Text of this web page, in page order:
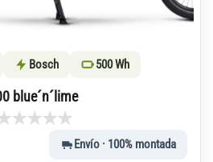
Bosch 500 Wh
blue´n´lime
Envío · 100% montada